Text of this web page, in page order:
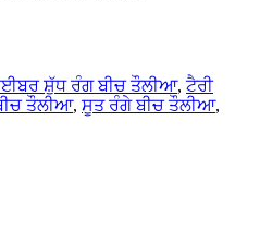
ਸ਼ੁੱਧ ਰੰਗ ਬੀਚ ਤੌਲੀਆ, ਟੈਰੀ
ਤੌਲੀਆ, ਸੂਤ ਰੰਗੇ ਬੀਚ ਤੌਲੀਆ,